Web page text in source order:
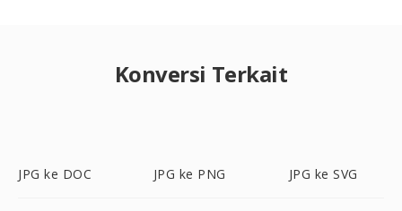
Konversi Terkait
JPG ke DOC JPG ke PNG JPG ke SVG